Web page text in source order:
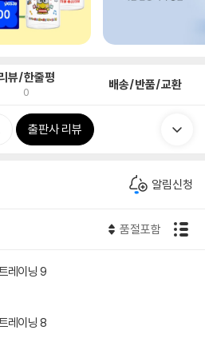
뷰/한줄평
0 배송/반품/교환
출판사 리뷰
알림신청
품절포함
레이닝 9
레이닝 8